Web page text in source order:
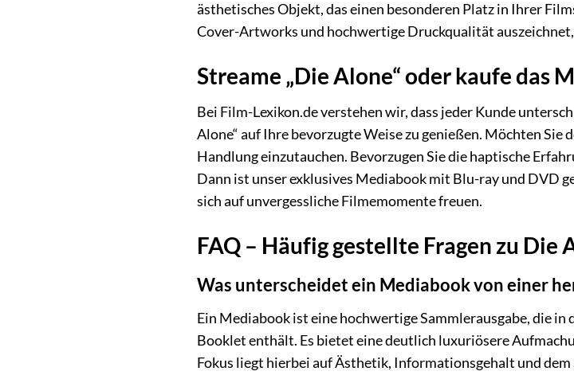
ästhetisches Objekt, das einen besonderen Platz in Ihrer
Cover-Artworks und hochwertige Druckqualität
Streame „Die Alone“ oder kaufe das
Bei Film-Lexikon.de verstehen wir, dass jeder Kunde
Alone“ auf Ihre bevorzugte Weise zu genießen. Möchten
Handlung einzutauchen. Bevorzugen Sie die haptische
Dann ist unser exklusives Mediabook mit Blu-ray und DVD
sich auf unvergessliche Filmemomente freuen.
FAQ – Häufig gestellte Fragen zu
Was unterscheidet ein Mediabook von einer
Ein Mediabook ist eine hochwertige Sammlerausgabe, die
Booklet enthält. Es bietet eine deutlich luxuriösere
Fokus liegt hierbei auf Ästhetik, Informationsgehalt und